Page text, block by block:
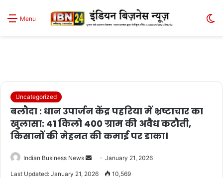
Menu
Uncategorized
बलौदा : धान उपार्जन केंद्र पहरिया में भ्रष्टाचार का
खुलासा: 41 किलो 400 ग्राम की अवैध कटौती,
किसानों की मेहनत की कमाई पर डाका।
Indian Business News
Send January 21, 2026
Last Updated: January 21, 2026 10,569